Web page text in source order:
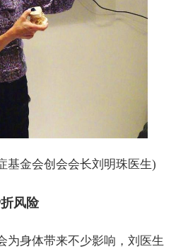
基金会创会会长刘明珠医生)
风险
为身体带来不少影响，刘医生